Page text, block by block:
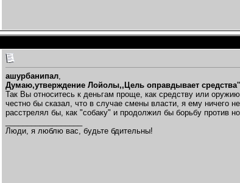
ашурбанипал,
Думаю,утверждение Лойолы,,Цель оправдывает средства''
Так Вы относитесь к деньгам проще, как средству или
честно бы сказал, что в случае смены власти, я ему ничего
расстрелял бы, как "собаку" и продолжил бы борьбу против
Люди, я люблю вас, будьте бдительны!